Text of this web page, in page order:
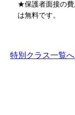
★保護者面接の費
は無料です。
特別クラス一覧